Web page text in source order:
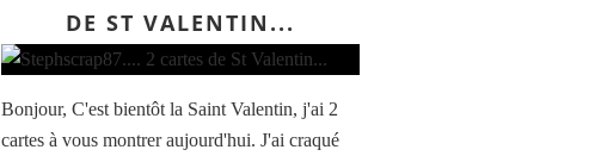
DE ST VALENTIN...
Bonjour, C'est bientôt la Saint Valentin, j'ai 2
cartes à vous montrer aujourd'hui. J'ai craqué